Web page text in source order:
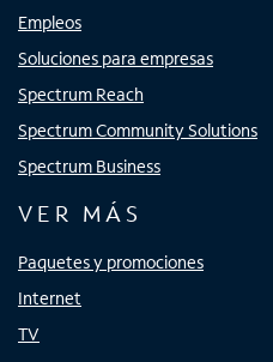
Empleos
Soluciones para empresas
Spectrum Reach
Spectrum Community Solutions
Spectrum Business
VER MÁS
Paquetes y promociones
Internet
TV